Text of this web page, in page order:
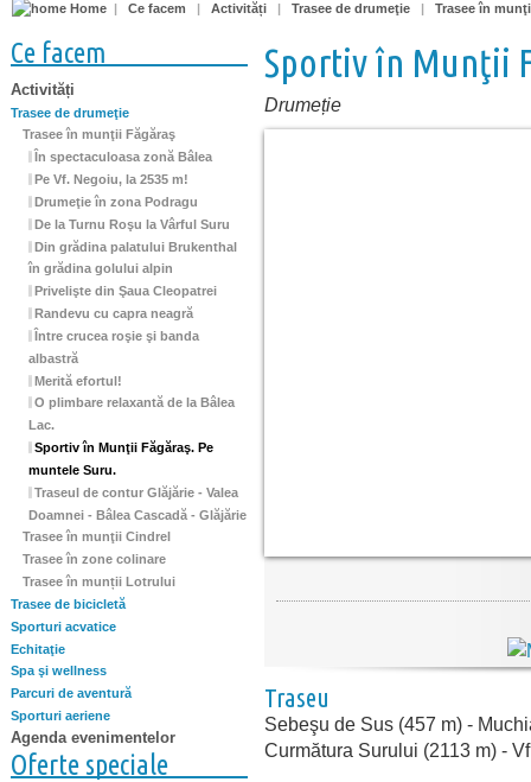
Home | Ce facem | Activități | Trasee de drumeţie | Trasee în
Ce facem
Activități
Trasee de drumeţie
Trasee în munţii Făgăraş
În spectaculoasa zonă Bâlea
Pe Vf. Negoiu, la 2535 m!
Drumeţie în zona Podragu
De la Turnu Roşu la Vârful Suru
Din grădina palatului Brukenthal
în grădina golului alpin
Privelişte din Şaua Cleopatrei
Randevu cu capra neagră
Între crucea roşie şi banda
albastră
Merită efortul!
O plimbare relaxantă de la Bâlea
Lac.
Sportiv în Munţii Făgăraş. Pe
muntele Suru.
Traseul de contur Glăjărie - Valea
Doamnei - Bâlea Cascadă - Glăjărie
Trasee în munţii Cindrel
Trasee în zone colinare
Trasee în munții Lotrului
Trasee de bicicletă
Sporturi acvatice
Echitaţie
Spa şi wellness
Parcuri de aventură
Sporturi aeriene
Agenda evenimentelor
Oferte speciale
Sportiv în Munţii
Drumeție
Traseu
Sebeşu de Sus (457 m) -
Curmătura Surului (2113 m) -